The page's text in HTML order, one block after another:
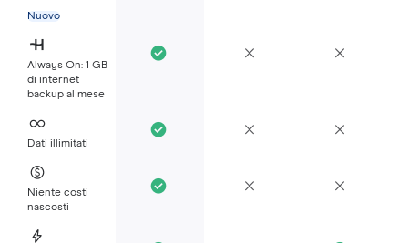
Nuovo
Always On: 1 GB
di internet
backup al mese
Dati illimitati
Niente costi
nascosti